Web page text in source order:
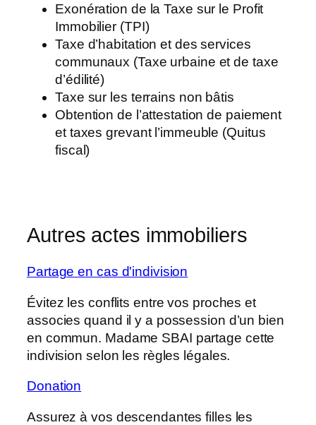
Exonération de la Taxe sur le Profit
Immobilier (TPI)
Taxe d’habitation et des services
communaux (Taxe urbaine et de taxe
d’édilité)
Taxe sur les terrains non bâtis
Obtention de l’attestation de paiement
et taxes grevant l’immeuble (Quitus
fiscal)
Autres actes immobiliers
Partage en cas d'indivision
Évitez les conflits entre vos proches et
associes quand il y a possession d’un bien
en commun. Madame SBAI partage cette
indivision selon les règles légales.
Donation
Assurez à vos descendantes filles les